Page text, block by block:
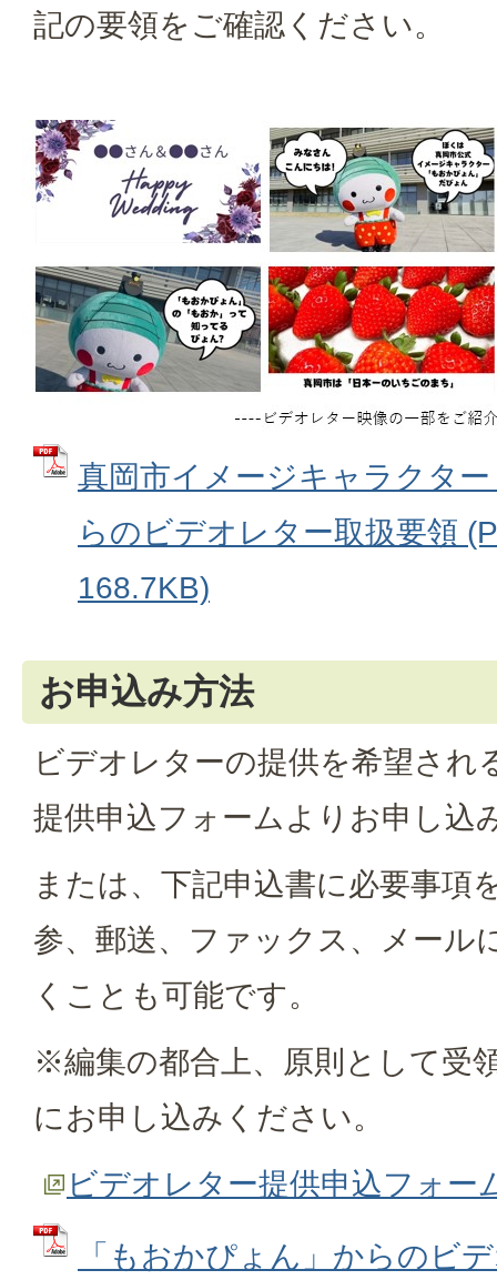
記の要領をご確認ください。
真岡市イメージキャラクタ
らのビデオレター取扱要領
168.7KB)
お申込み方法
ビデオレターの提供を希望され
提供申込フォームよりお申し込
または、下記申込書に必要事項
参、郵送、ファックス、メール
くことも可能です。
※編集の都合上、原則として受
にお申し込みください。
ビデオレター提供申込フォー
「もおかぴょん」からのビ